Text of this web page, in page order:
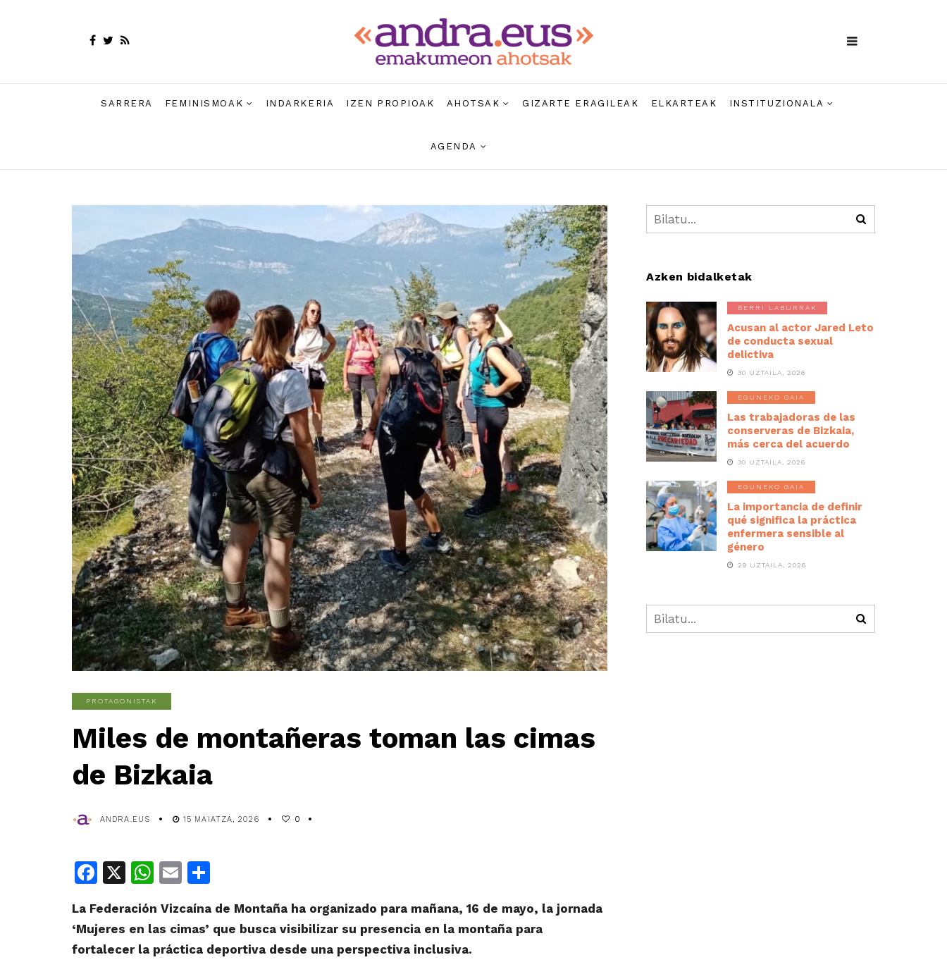
SARRERA FEMINISMOAK INDARKERIA IZEN PROPIOAK AHOTSAK GIZARTE ERAGILEAK ELKARTEAK INSTITUZIONALA
AGENDA
PROTAGONISTAK
Miles de montañeras toman las cimas
de Bizkaia
ANDRA.EUS 15 MAIATZA, 2026 0
Facebook
X WhatsApp
Email
La Federación Vizcaína de Montaña ha organizado para mañana, 16 de mayo, la jornada
‘Mujeres en las cimas’ que busca visibilizar su presencia en la montaña para
fortalecer la práctica deportiva desde una perspectiva inclusiva.
Azken bidalketak
BERRI LABURRAK
Acusan al actor Jared Leto
de conducta sexual
delictiva
30 UZTAILA, 2026
EGUNEKO GAIA
Las trabajadoras de las
conserveras de Bizkaia,
más cerca del acuerdo
30 UZTAILA, 2026
EGUNEKO GAIA
La importancia de definir
qué significa la práctica
enfermera sensible al
género
29 UZTAILA, 2026